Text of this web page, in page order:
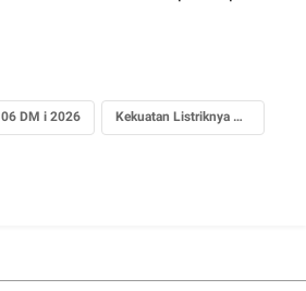
DM i 2026 Kekuatan Listriknya Capai 310 Km